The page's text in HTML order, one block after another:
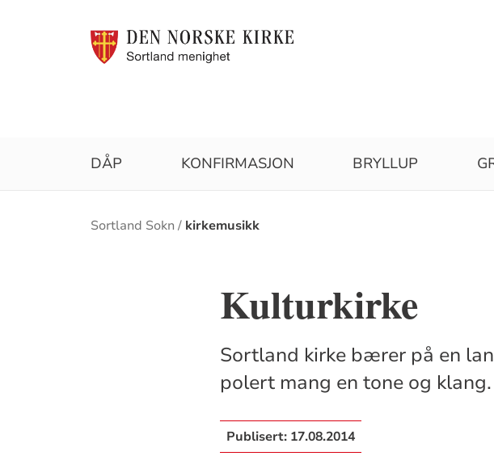
DÅP KONFIRMASJON BRYLLUP
Brødsmulesti
Sortland Sokn kirkemusikk
Kulturkirke
Sortland kirke bærer på en
polert mang en tone og klang.
Publisert: 17.08.2014